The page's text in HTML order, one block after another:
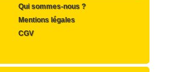
Qui sommes-nous ?
Mentions légales
CGV